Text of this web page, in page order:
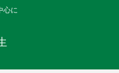
心に
生